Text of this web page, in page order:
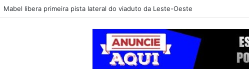
Lei Maria da Penha completa 20 anos entre avanços e desafios